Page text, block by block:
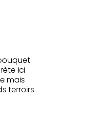
ici
mais
terroirs.